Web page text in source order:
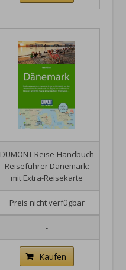
DUMONT Reise-Handbuch
Reiseführer Dänemark:
mit Extra-Reisekarte
Preis nicht verfügbar
-
Kaufen